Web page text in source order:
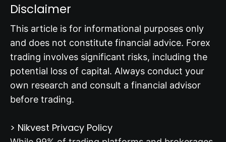
Disclaimer
This article is for informational purposes only
and does not constitute financial advice. Forex
trading involves significant risks, including the
potential loss of capital. Always conduct your
own research and consult a financial advisor
before trading.
> Nikvest Privacy Policy